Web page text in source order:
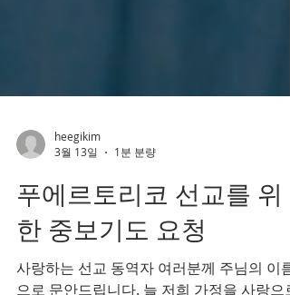
3월 13일
1분 분량
푸에르토리코 선교를 위